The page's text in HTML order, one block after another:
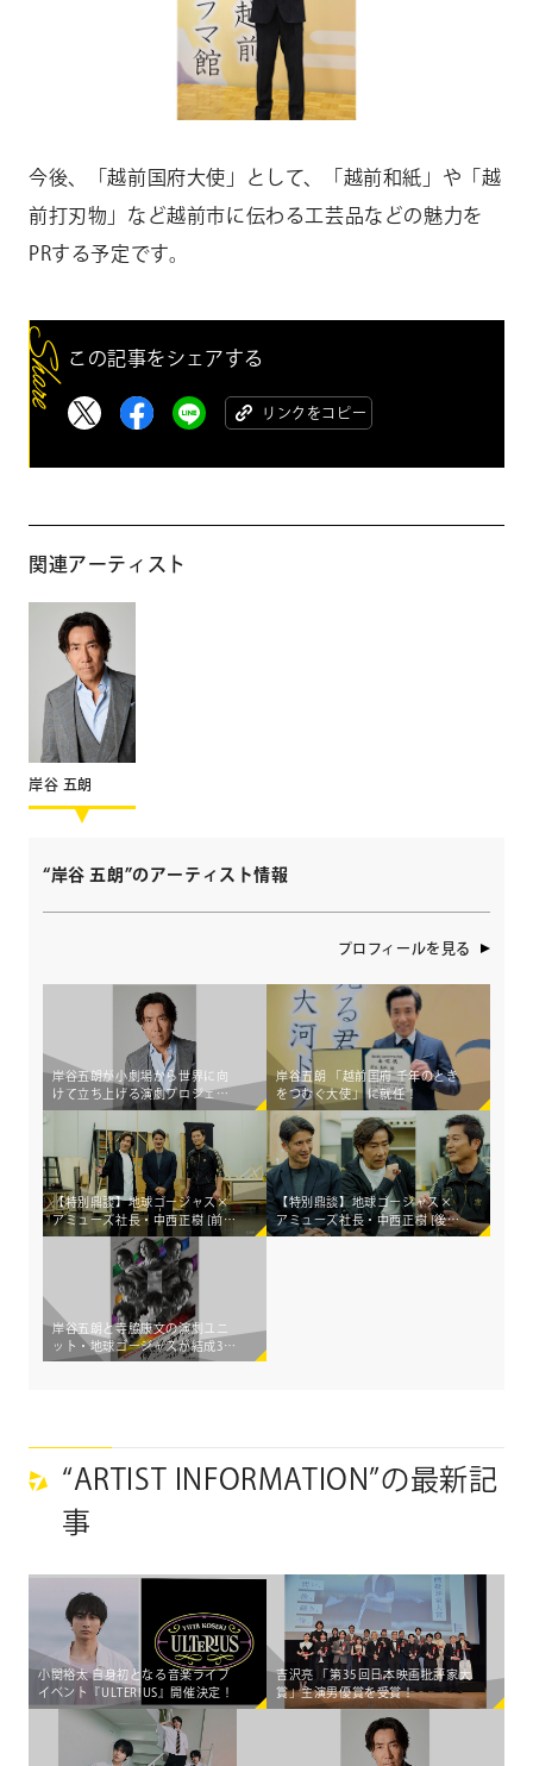
今後、「越前国府大使」として、「越前和紙」や「越
前打刃物」など越前市に伝わる工芸品などの魅力を
PRする予定です。
この記事をシェアする
リンクをコピー
関連アーティスト
岸谷 五朗
“岸谷 五朗”のアーティスト情報
プロフィールを見る
岸谷五朗が小劇場から世界に向
けて立ち上げる演劇プロジェク
ト"PRIME VINsTAGE"が始動！
岸谷五朗 「越前国府 千年のとき
をつむぐ大使」 に就任！
【特別鼎談】地球ゴージャス×
アミューズ社長・中西正樹 [前
編]
【特別鼎談】地球ゴージャス×
アミューズ社長・中西正樹 [後
編]
岸谷五朗と寺脇康文の演劇ユニ
ット・地球ゴージャスが結成30
周年！！豪華キャストで新作を
“ARTIST INFORMATION”の最新記
事
小関裕太 自身初となる音楽ライブ
イベント『ULTERIUS』開催決定！
吉沢亮 「第35回日本映画批評家大
賞」主演男優賞を受賞！